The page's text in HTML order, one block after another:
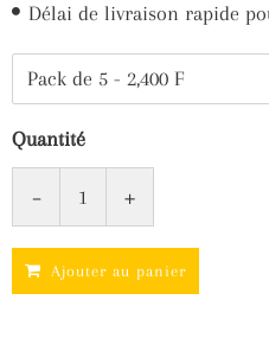
Délai de livraison rapide
Quantité
+
-
Ajouter au panier